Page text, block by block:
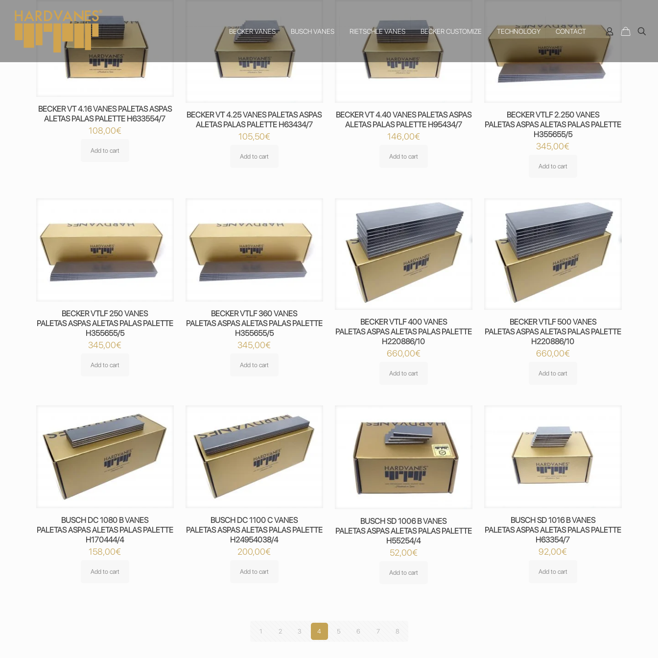
BECKER VANES BUSCH VANES RIETSCHLE VANES BECKER CUSTOMIZE TECHNOLOGY CONTACT
BECKER VT 4.16 VANES PALETAS ASPAS
ALETAS PALAS PALETTE H633554/7
108,00€
Add to cart
BECKER VT 4.25 VANES PALETAS ASPAS
ALETAS PALAS PALETTE H63434/7
105,50€
Add to cart
BECKER VT 4.40 VANES PALETAS ASPAS
ALETAS PALAS PALETTE H95434/7
146,00€
Add to cart
BECKER VTLF 2.250 VANES
PALETAS ASPAS ALETAS PALAS PALETTE
H355655/5
345,00€
Add to cart
BECKER VTLF 250 VANES
PALETAS ASPAS ALETAS PALAS PALETTE
H355655/5
345,00€
Add to cart
BECKER VTLF 360 VANES
PALETAS ASPAS ALETAS PALAS PALETTE
H355655/5
345,00€
Add to cart
BECKER VTLF 400 VANES
PALETAS ASPAS ALETAS PALAS PALETTE
H220886/10
660,00€
Add to cart
BECKER VTLF 500 VANES
PALETAS ASPAS ALETAS PALAS PALETTE
H220886/10
660,00€
Add to cart
BUSCH DC 1080 B VANES
PALETAS ASPAS ALETAS PALAS PALETTE
H170444/4
158,00€
Add to cart
BUSCH DC 1100 C VANES
PALETAS ASPAS ALETAS PALAS PALETTE
H24954038/4
200,00€
Add to cart
BUSCH SD 1006 B VANES
PALETAS ASPAS ALETAS PALAS PALETTE
H55254/4
52,00€
Add to cart
BUSCH SD 1016 B VANES
PALETAS ASPAS ALETAS PALAS PALETTE
H63354/7
92,00€
Add to cart
1 2 3 4 5 6 7 8